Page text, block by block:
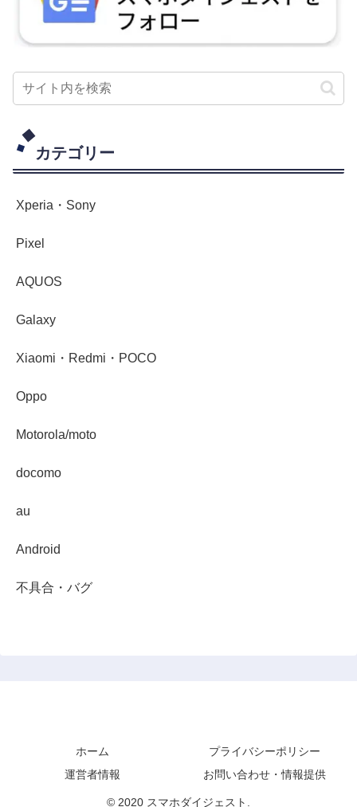
カテゴリー
Xperia・Sony
Pixel
AQUOS
Galaxy
Xiaomi・Redmi・POCO
Oppo
Motorola/moto
docomo
au
Android
不具合・バグ
ホーム
プライバシーポリシー
運営者情報
お問い合わせ・情報提供
© 2020 スマホダイジェスト.